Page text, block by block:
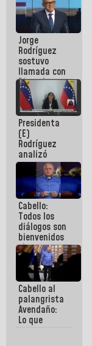
"Héroe de
Venezuela"
a servidores
públicos
Jorge
Rodríguez
sostuvo
llamada con
Dinorah
Figuera y
acuerdan
primer
encuentro
presencial
para el
diálogo
Presidenta
(E)
Rodríguez
analizó
junto a
gobernadores
planes de
recuperación
del Sistema
Eléctrico
Nacional
Cabello:
Todos los
diálogos son
bienvenidos
siempre que
estén en el
marco de la
Constitución
de la
República
Cabello al
palangrista
Avendaño:
Lo que